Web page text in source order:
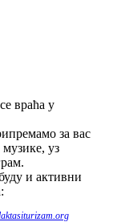
враћа у
за вас
уз
и активни